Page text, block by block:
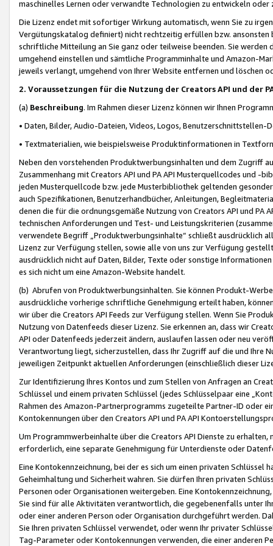
maschinelles Lernen oder verwandte Technologien zu entwickeln
Die Lizenz endet mit sofortiger Wirkung automatisch, wenn Sie zu
Vergütungskatalog definiert) nicht rechtzeitig erfüllen bzw. ansonsten
schriftliche Mitteilung an Sie ganz oder teilweise beenden. Sie werden
umgehend einstellen und sämtliche Programminhalte und Amazon-
jeweils verlangt, umgehend von Ihrer Website entfernen und löschen
2. Voraussetzungen für die Nutzung der Creators API und der
(a) Beschreibung. Im Rahmen dieser Lizenz können wir Ihnen
• Daten, Bilder, Audio-Dateien, Videos, Logos, Benutzerschnittstellen-
• Textmaterialien, wie beispielsweise Produktinformationen in
Neben den vorstehenden Produktwerbungsinhalten und dem Zugriff
Zusammenhang mit Creators API und PA API Musterquellcodes und
jeden Musterquellcode bzw. jede Musterbibliothek geltenden
auch Spezifikationen, Benutzerhandbücher, Anleitungen,
denen die für die ordnungsgemäße Nutzung von Creators API und PA
technischen Anforderungen und Test- und Leistungskriterien
verwendete Begriff „Produktwerbungsinhalte“ schließt ausdrücklich
Lizenz zur Verfügung stellen, sowie alle von uns zur Verfügung
ausdrücklich nicht auf Daten, Bilder, Texte oder sonstige
es sich nicht um eine Amazon-Website handelt.
(b) Abrufen von Produktwerbungsinhalten. Sie können Produkt-
ausdrückliche vorherige schriftliche Genehmigung erteilt haben,
wir über die Creators API Feeds zur Verfügung stellen. Wenn Sie
Nutzung von Datenfeeds dieser Lizenz. Sie erkennen an, dass wir
API oder Datenfeeds jederzeit ändern, auslaufen lassen oder neu
Verantwortung liegt, sicherzustellen, dass Ihr Zugriff auf die und Ihre
jeweiligen Zeitpunkt aktuellen Anforderungen (einschließlich dieser
Zur Identifizierung Ihres Kontos und zum Stellen von Anfragen an
Schlüssel und einem privaten Schlüssel (jedes Schlüsselpaar eine
Rahmen des Amazon-Partnerprogramms zugeteilte Partner-ID oder
Kontokennungen über den Creators API und PA API
Um Programmwerbeinhalte über die Creators API Dienste zu
erforderlich, eine separate Genehmigung für Unterdienste oder
Eine Kontokennzeichnung, bei der es sich um einen privaten
Geheimhaltung und Sicherheit wahren. Sie dürfen Ihren privaten
Personen oder Organisationen weitergeben. Eine
Sie sind für alle Aktivitäten verantwortlich, die gegebenenfalls unter
oder einer anderen Person oder Organisation durchgeführt werden.
Sie Ihren privaten Schlüssel verwendet, oder wenn Ihr privater
Tag-Parameter oder Kontokennungen verwenden, die einer anderen